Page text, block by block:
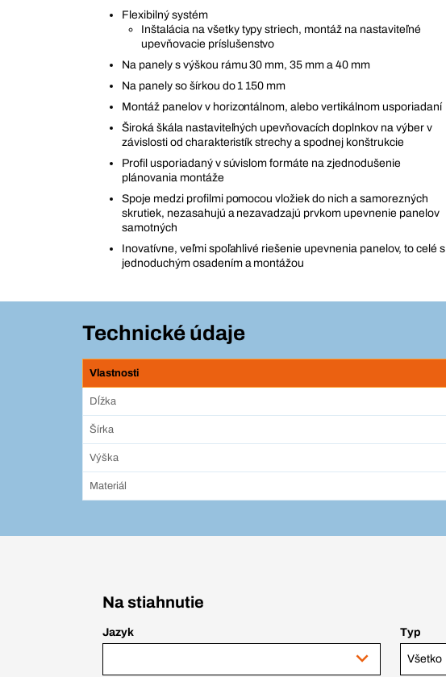
Flexibilný systém
Inštalácia na všetky typy striech, montáž na nastaviteľné
upevňovacie príslušenstvo
Na panely s výškou rámu 30 mm, 35 mm a 40 mm
Na panely so šírkou do 1 150 mm
Montáž panelov v horizontálnom, alebo vertikálnom usporiadaní
Široká škála nastaviteľných upevňovacích doplnkov na výber v
závislosti od charakteristík strechy a spodnej konštrukcie
Profil usporiadaný v súvislom formáte na zjednodušenie
plánovania montáže
Spoje medzi profilmi pomocou vložiek do nich a samorezných
skrutiek, nezasahujú a nezavadzajú prvkom upevnenie panelov
samotných
Inovatívne, veľmi spoľahlivé riešenie upevnenia panelov, to celé s
jednoduchým osadením a montážou
Technické údaje
Vlastnosti
Dĺžka
Šírka
Výška
Materiál
Na stiahnutie
Jazyk Typ
Všetko